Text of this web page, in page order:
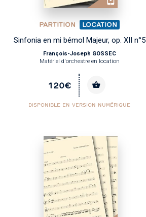
PARTITION LOCATION
Sinfonia en mi bémol Majeur, op. XII n°5
François-Joseph GOSSEC
Matériel d'orchestre en location
120€
DISPONIBLE EN VERSION NUMÉRIQUE